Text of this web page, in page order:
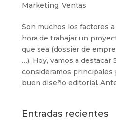
Marketing, Ventas
Son muchos los factores
hora de trabajar un
que sea (dossier de
…). Hoy, vamos a destacar
consideramos principales
buen diseño editorial.
Entradas recientes